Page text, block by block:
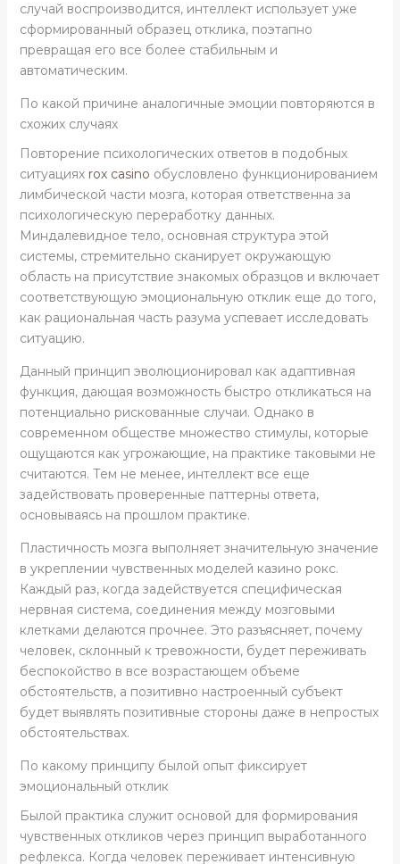
случай воспроизводится, интеллект использует уже
сформированный образец отклика, поэтапно
превращая его все более стабильным и
автоматическим.
По какой причине аналогичные эмоции повторяются в
схожих случаях
Повторение психологических ответов в подобных
ситуациях rox casino обусловлено функционированием
лимбической части мозга, которая ответственна за
психологическую переработку данных.
Миндалевидное тело, основная структура этой
системы, стремительно сканирует окружающую
область на присутствие знакомых образцов и включает
соответствующую эмоциональную отклик еще до того,
как рациональная часть разума успевает исследовать
ситуацию.
Данный принцип эволюционировал как адаптивная
функция, дающая возможность быстро откликаться на
потенциально рискованные случаи. Однако в
современном обществе множество стимулы, которые
ощущаются как угрожающие, на практике таковыми не
считаются. Тем не менее, интеллект все еще
задействовать проверенные паттерны ответа,
основываясь на прошлом практике.
Пластичность мозга выполняет значительную значение
в укреплении чувственных моделей казино рокс.
Каждый раз, когда задействуется специфическая
нервная система, соединения между мозговыми
клетками делаются прочнее. Это разъясняет, почему
человек, склонный к тревожности, будет переживать
беспокойство в все возрастающем объеме
обстоятельств, а позитивно настроенный субъект
будет выявлять позитивные стороны даже в непростых
обстоятельствах.
По какому принципу былой опыт фиксирует
эмоциональный отклик
Былой практика служит основой для формирования
чувственных откликов через принцип выработанного
рефлекса. Когда человек переживает интенсивную